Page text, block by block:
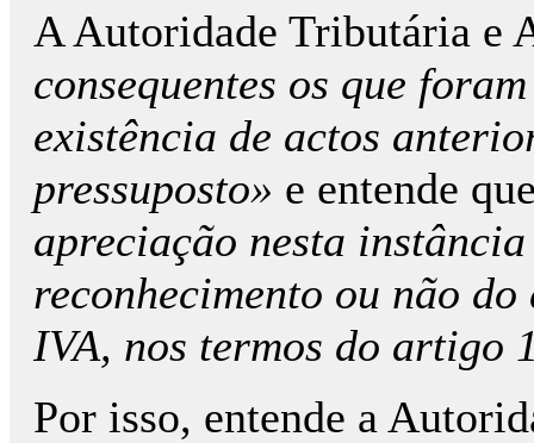
A Autoridade Tributária e
consequentes os que
existência de actos
pressuposto» e entende
apreciação nesta
reconhecimento ou não
IVA, nos termos do artigo
Por isso, entende a